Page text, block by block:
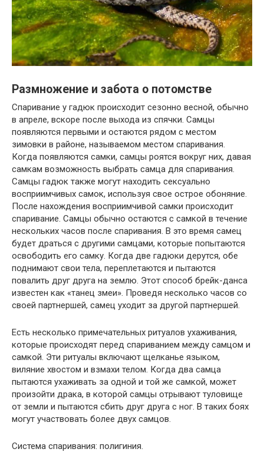
Размножение и забота о потомстве
Спаривание у гадюк происходит сезонно весной, обычно
в апреле, вскоре после выхода из спячки. Самцы
появляются первыми и остаются рядом с местом
зимовки в районе, называемом местом спаривания.
Когда появляются самки, самцы роятся вокруг них, давая
самкам возможность выбрать самца для спаривания.
Самцы гадюк также могут находить сексуально
восприимчивых самок, используя свое острое обоняние.
После нахождения восприимчивой самки происходит
спаривание. Самцы обычно остаются с самкой в ​​течение
нескольких часов после спаривания. В это время самец
будет драться с другими самцами, которые попытаются
освободить его самку. Когда две гадюки дерутся, обе
поднимают свои тела, переплетаются и пытаются
повалить друг друга на землю. Этот способ брейк-данса
известен как «танец змеи». Проведя несколько часов со
своей партнершей, самец уходит за другой партнершей.
Есть несколько примечательных ритуалов ухаживания,
которые происходят перед спариванием между самцом и
самкой. Эти ритуалы включают щелканье языком,
виляние хвостом и взмахи телом. Когда два самца
пытаются ухаживать за одной и той же самкой, может
произойти драка, в которой самцы отрывают туловище
от земли и пытаются сбить друг друга с ног. В таких боях
могут участвовать более двух самцов.
Система спаривания: полигиния.